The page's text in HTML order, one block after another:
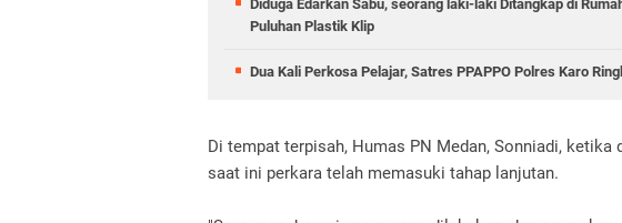
Diduga Edarkan Sabu, seorang laki-laki Ditangkap di
Puluhan Plastik Klip
Dua Kali Perkosa Pelajar, Satres PPAPPO Polres Karo
Di tempat terpisah, Humas PN Medan, Sonniadi,
saat ini perkara telah memasuki tahap lanjutan.